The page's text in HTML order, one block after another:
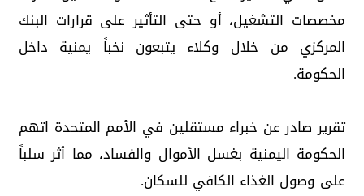
مخصصات التشغيل، أو حتى التأثير على قرارات البنك
المركزي من خلال وكلاء يتبعون نخباً يمنية داخل
الحكومة.
تقرير صادر عن خبراء مستقلين في الأمم المتحدة اتهم
الحكومة اليمنية بغسل الأموال والفساد، مما أثر سلباً
على وصول الغذاء الكافي للسكان.